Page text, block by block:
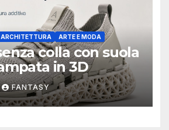
ARCHITETTURA ARTE E MODA
colla con suola
in 3D
FANTASY